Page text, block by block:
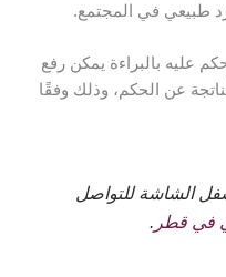
طبيعي في المجتمع.
عليه بالبراءة يمكن رفع
الناتجة عن الحكم، وذلك وفقًا
الشاشة للتواصل
في قطر .